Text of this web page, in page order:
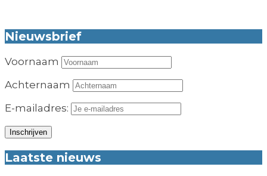
Nieuwsbrief
Voornaam
Achternaam
E-mailadres:
Laatste nieuws